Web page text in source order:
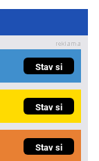
Stav si
Stav si
Stav si